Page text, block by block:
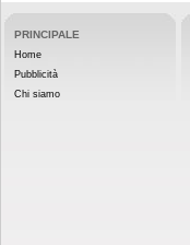
PRINCIPALE
Home
Pubblicità
Chi siamo